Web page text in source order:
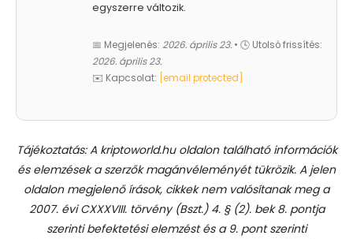
egyszerre változik.
📅 Megjelenés: 2026. április 23. • 🕓 Utolsó frissítés:
2026. április 23.
✉️ Kapcsolat:
[email protected]
Tájékoztatás: A kriptoworld.hu oldalon található információk
és elemzések a szerzők magánvéleményét tükrözik. A jelen
oldalon megjelenő írások, cikkek nem valósítanak meg a
2007. évi CXXXVIII. törvény (Bszt.) 4. § (2). bek 8. pontja
szerinti befektetési elemzést és a 9. pont szerinti